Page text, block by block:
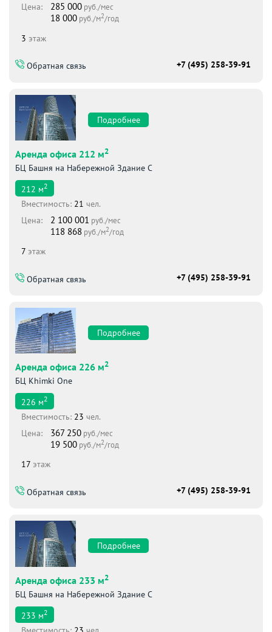
Цена:
285 000 руб./мес
18 000 руб./м2/год
3 этаж
Обратная связь +7 (495) 258-39-91
Подробнее
Аренда офиса 212 м2
БЦ Башня на Набережной Здание С
212 м2
Вместимоcть: 21 чел.
Цена:
2 100 001 руб./мес
118 868 руб./м2/год
7 этаж
Обратная связь +7 (495) 258-39-91
Подробнее
Аренда офиса 226 м2
БЦ Khimki One
226 м2
Вместимоcть: 23 чел.
Цена:
367 250 руб./мес
19 500 руб./м2/год
17 этаж
Обратная связь +7 (495) 258-39-91
Подробнее
Аренда офиса 233 м2
БЦ Башня на Набережной Здание С
233 м2